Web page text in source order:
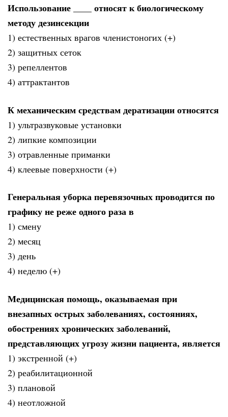
Использование ____ относят к биологическому
методу дезинсекции
1) естественных врагов членистоногих (+)
2) защитных сеток
3) репеллентов
4) аттрактантов
К механическим средствам дератизации относятся
1) ультразвуковые установки
2) липкие композиции
3) отравленные приманки
4) клеевые поверхности (+)
Генеральная уборка перевязочных проводится по
графику не реже одного раза в
1) смену
2) месяц
3) день
4) неделю (+)
Медицинская помощь, оказываемая при
внезапных острых заболеваниях, состояниях,
обострениях хронических заболеваний,
представляющих угрозу жизни пациента, является
1) экстренной (+)
2) реабилитационной
3) плановой
4) неотложной